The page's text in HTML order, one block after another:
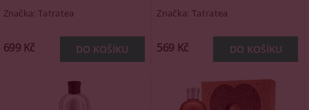
Značka:Tatratea
699 Kč
Značka: Tatratea
569 Kč